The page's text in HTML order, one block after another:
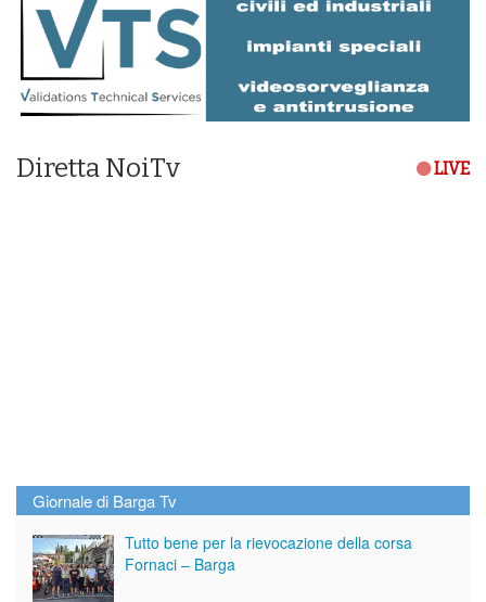
Diretta NoiTv LIVE
Giornale di Barga Tv
Tutto bene per la rievocazione della corsa
Fornaci – Barga